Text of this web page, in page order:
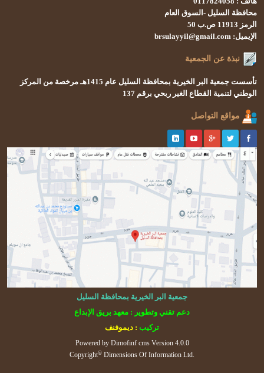
محافظة السليل -السوق العام
الرمز 11913 ص.ب 50
الإيميل: brsulayyil@gmail.com
نبذة عن الجمعية
تأسست جمعية البر الخيرية بمحافظة السليل عام 1415هـ
مرخصة من المركز
الوطني لتنمية القطاع الغير ربحي برقم 137
مواقع التواصل
جمعية البر الخيرية بمحافظة السليل
دعم تقني وتطوير : معهد بريق الإبداع
تركيب : ديموفنف
Powered by Dimofinf cmsVersion 4.0.0
Copyright© Dimensions Of Information Ltd.